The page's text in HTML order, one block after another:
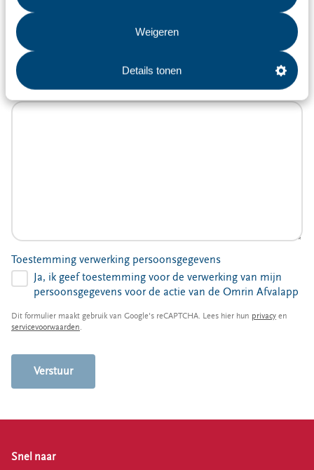
Weigeren
Details tonen
E-mail
Tip
Toestemming verwerking persoonsgegevens
Ja, ik geef toestemming voor de verwerking van mijn
persoonsgegevens voor de actie van de Omrin Afvalapp
Dit formulier maakt gebruik van Google's reCAPTCHA. Lees hier hun privacy en
servicevoorwaarden.
Snel naar